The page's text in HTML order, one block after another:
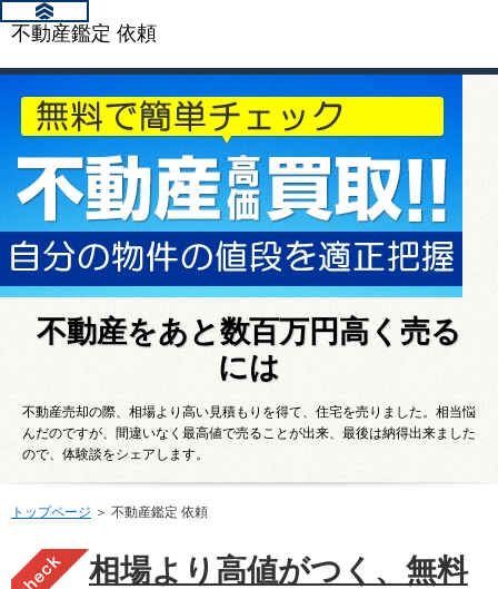
不動産鑑定 依頼
不動産をあと数百万円高く売る
には
不動産売却の際、相場より高い見積もりを得て、住宅を売りました。相当悩
んだのですが、間違いなく最高値で売ることが出来、最後は納得出来ました
ので、体験談をシェアします。
トップページ ＞ 不動産鑑定 依頼
相場より高値がつく、無料